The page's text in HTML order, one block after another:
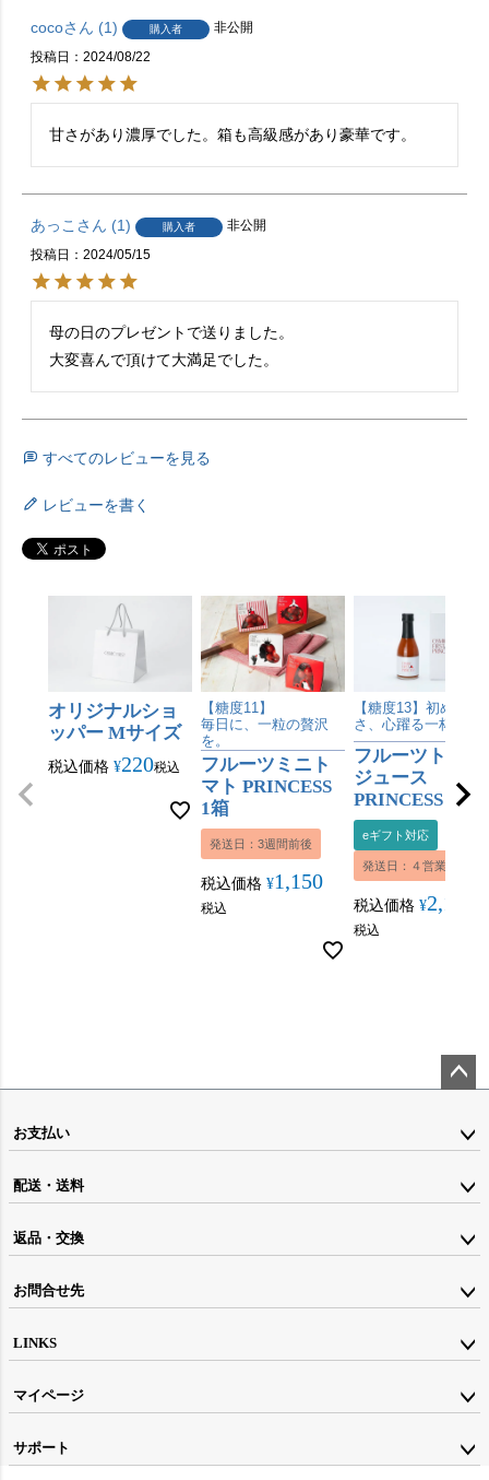
coco 1 購入者
非公開
投稿日
2024/08/22
甘さがあり濃厚でした。箱も高級感があり豪華です。
あっこ 1 購入者
非公開
投稿日
2024/05/15
母の日のプレゼントで送りました。
大変喜んで頂けて大満足でした。
すべてのレビューを見る
レビューを書く
オリジナルショ
ッパー Mサイズ
税込価格 ¥220税込
【糖度11】
毎日に、一粒の贅沢
を。
フルーツミニト
マト PRINCESS
1箱
発送日：3週間前後
税込価格 ¥1,150
税込
【糖度13】初めての
さ、心躍る一杯。
フルーツトマト
ジュース
PRINCESS
eギフト対応
発送日：４営業日内
税込価格 ¥2,160
税込
ジト
お支払い
配送・送料
返品・交換
お問合せ先
LINKS
マイページ
サポート